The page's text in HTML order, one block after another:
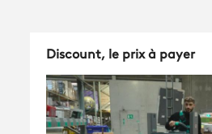
Discount, le prix à payer